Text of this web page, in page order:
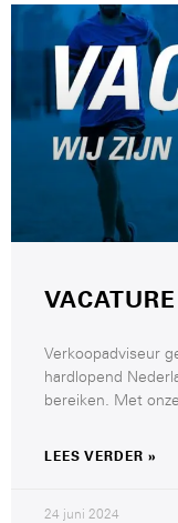
VACATURE
Verkoopadviseur
hardlopend
bereiken. Met onze
LEES VERDER »
24 juni 2024